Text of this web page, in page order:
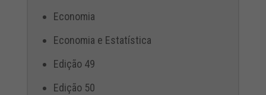
Economia
Economia e Estatística
Edição 49
Edição 50